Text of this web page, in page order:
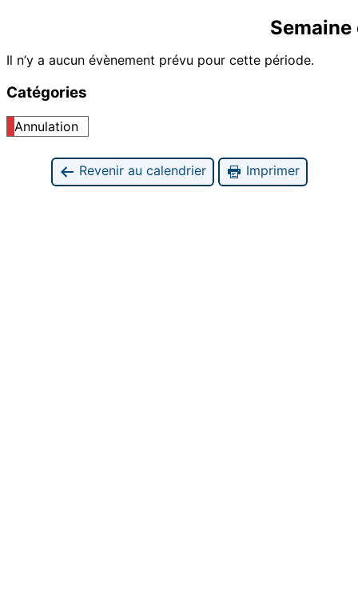
Il n’y a aucun évènement prévu pour cette période.
Catégories
Annulation
Revenir au calendrier Imprimer